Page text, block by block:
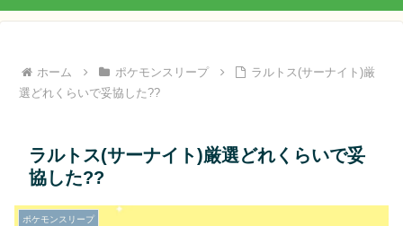
ホーム ポケモンスリープ
ラルトス(サーナイト)厳
選どれくらいで妥協した??
ラルトス(サーナイト)厳選どれくらいで妥
協した??
ポケモンスリープ